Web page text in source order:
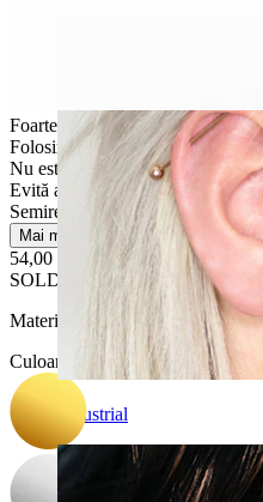
Industrial
Foarte ușor
Folosire ocazională
Nu este pentru piele sensibilă
Evită apa
Semirezistentă
Mai multe
54,00 Lei
SOLD OUT
Material:
Oțel chirurgical / Alamă
Culoare